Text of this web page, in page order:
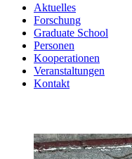
Aktuelles
Forschung
Graduate School
Personen
Kooperationen
Veranstaltungen
Kontakt